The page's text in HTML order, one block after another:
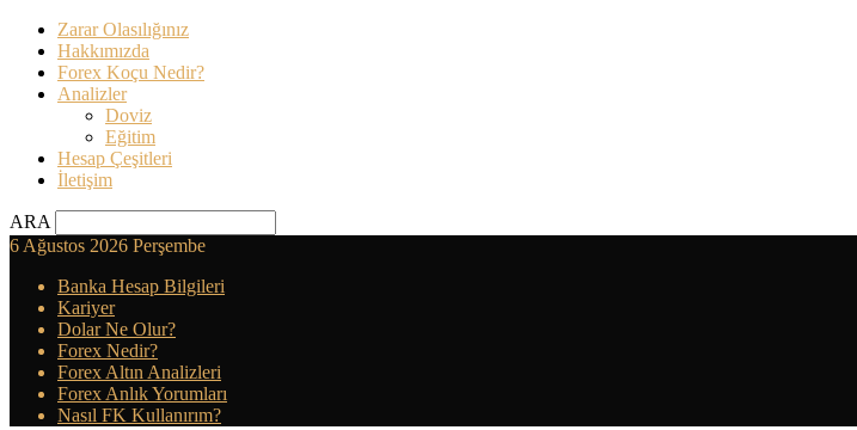
Zarar Olasılığınız
Hakkımızda
Forex Koçu Nedir?
Analizler
Doviz
Eğitim
Hesap Çeşitleri
İletişim
ARA
6 Ağustos 2026 Perşembe
Banka Hesap Bilgileri
Kariyer
Dolar Ne Olur?
Forex Nedir?
Forex Altın Analizleri
Forex Anlık Yorumları
Nasıl FK Kullanırım?